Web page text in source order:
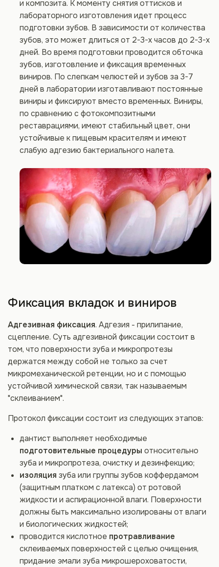
и композита. К моменту снятия оттисков и
лабораторного изготовления идет процесс
подготовки зубов. В зависимости от количества
зубов, это может длиться от 2-3-х часов до 2-3-х
дней. Во время подготовки проводится обточка
зубов, изготовление и фиксация временных
виниров. По слепкам челюстей и зубов за 3-7
дней в лаборатории изготавливают постоянные
виниры и фиксируют вместо временных. Виниры,
по сравнению с фотокомпозитными
реставрациями, имеют стабильный цвет, они
устойчивые к пищевым красителям и имеют
слабую адгезию бактериального налета.
Фиксация вкладок и виниров
Адгезивная фиксация. Адгезия - прилипание,
сцепление. Суть адгезивной фиксации состоит в
том, что поверхности зуба и микропротезы
держатся между собой не только за счет
микромеханической ретенции, но и с помощью
устойчивой химической связи, так называемым
"склеиванием".
Протокол фиксации состоит из следующих этапов:
дантист выполняет необходимые
подготовительные процедуры относительно
зуба и микропротеза, очистку и дезинфекцию;
изоляция зуба или группы зубов коффердамом
(защитным платком с латекса) от ротовой
жидкости и аспирационной влаги. Поверхности
должны быть максимально изолированы от влаги
и биологических жидкостей;
проводится кислотное протравливание
склеиваемых поверхностей с целью очищения,
придание эмали зуба микрошероховатости,